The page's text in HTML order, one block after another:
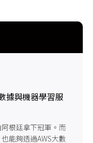
據與機器學習服
根廷拿下冠軍。而
能夠透過AWS大數